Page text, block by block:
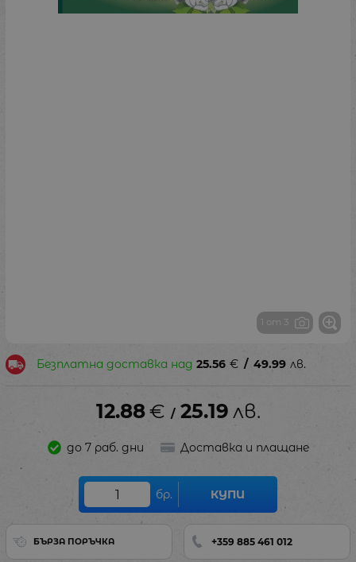
1 от 3
Безплатна доставка над 25.56 € / 49.99 лв.
12.88€ / 25.19 лв.
до 7 раб. дни Доставка и плащане
бр. КУПИ
БЪРЗА ПОРЪЧКА +359 885 461 012